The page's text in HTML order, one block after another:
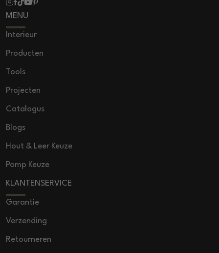
MENU
Interieur
Producten
Tools
Projecten
Catalogus
Blogs
Hout & Leer Keuze
Pomp Keuze
KLANTENSERVICE
Garantie
Verzending
Retourneren